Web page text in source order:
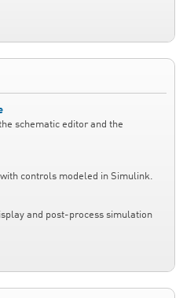
schematic editor and the
controls modeled in Simulink.
and post-process simulation